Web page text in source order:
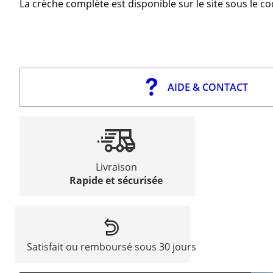
La crèche complète est disponible sur le site sous le
AIDE & CONTACT
Livraison
Rapide et sécurisée
Satisfait ou remboursé sous 30 jours